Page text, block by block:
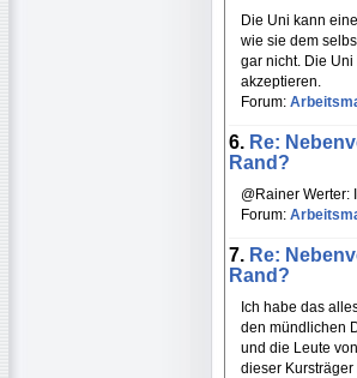
Die Uni kann
wie sie dem
gar nicht. Die
akzeptieren.
Forum:
6. Re:
Rand?
@Rainer Werter:
Forum:
7. Re:
Rand?
Ich habe das
den mündlichen
und die Leute
dieser Kursträger